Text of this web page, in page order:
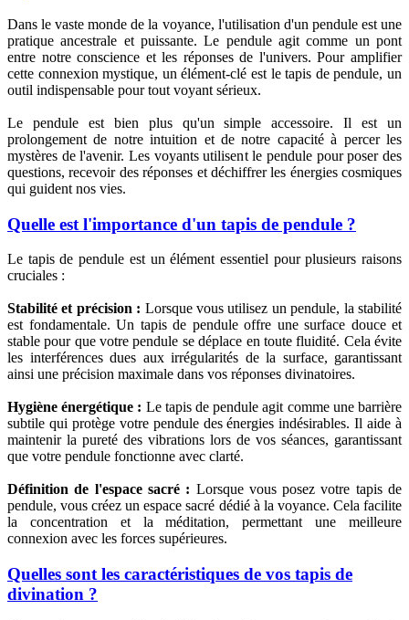
Dans le vaste monde de la voyance, l'utilisation d'un pendule est une
pratique ancestrale et puissante. Le pendule agit comme un pont
entre notre conscience et les réponses de l'univers. Pour amplifier
cette connexion mystique, un élément-clé est le tapis de pendule, un
outil indispensable pour tout voyant sérieux.
Le pendule est bien plus qu'un simple accessoire. Il est un
prolongement de notre intuition et de notre capacité à percer les
mystères de l'avenir. Les voyants utilisent le pendule pour poser des
questions, recevoir des réponses et déchiffrer les énergies cosmiques
qui guident nos vies.
Quelle est l'importance d'un tapis de pendule ?
Le tapis de pendule est un élément essentiel pour plusieurs raisons
cruciales :
Stabilité et précision : Lorsque vous utilisez un pendule, la stabilité
est fondamentale. Un tapis de pendule offre une surface douce et
stable pour que votre pendule se déplace en toute fluidité. Cela évite
les interférences dues aux irrégularités de la surface, garantissant
ainsi une précision maximale dans vos réponses divinatoires.
Hygiène énergétique : Le tapis de pendule agit comme une barrière
subtile qui protège votre pendule des énergies indésirables. Il aide à
maintenir la pureté des vibrations lors de vos séances, garantissant
que votre pendule fonctionne avec clarté.
Définition de l'espace sacré : Lorsque vous posez votre tapis de
pendule, vous créez un espace sacré dédié à la voyance. Cela facilite
la concentration et la méditation, permettant une meilleure
connexion avec les forces supérieures.
Quelles sont les caractéristiques de vos tapis de
divination ?